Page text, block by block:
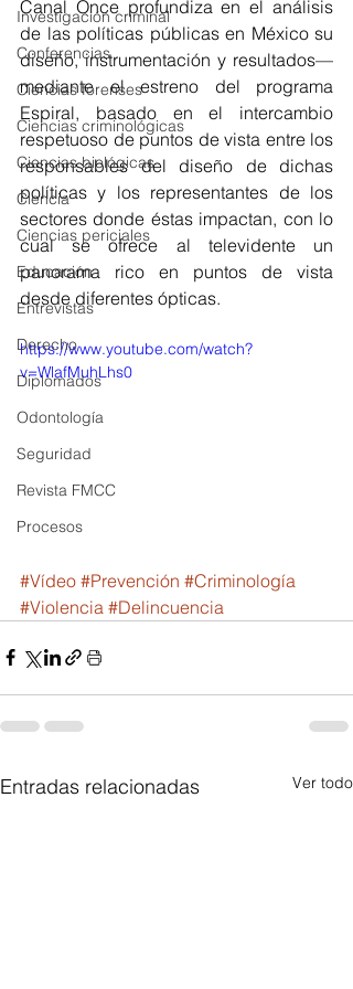
Investigación criminal
Conferencias
Ciencias forenses
Ciencias criminológicas
Ciencias biológicas
Ciencia
Ciencias periciales
Educación
Entrevistas
Derecho
Diplomados
Odontología
Seguridad
Revista FMCC
Procesos
Canal Once profundiza en el análisis
de las políticas públicas en México su
diseño, instrumentación y resultados—
mediante el estreno del programa
Espiral, basado en el intercambio
respetuoso de puntos de vista entre los
responsables del diseño de dichas
políticas y los representantes de los
sectores donde éstas impactan, con lo
cual se ofrece al televidente un
panorama rico en puntos de vista
desde diferentes ópticas.
https://www.youtube.com/watch?
v=WlafMuhLhs0
#Vídeo #Prevención #Criminología
#Violencia #Delincuencia
Entradas relacionadas Ver todo